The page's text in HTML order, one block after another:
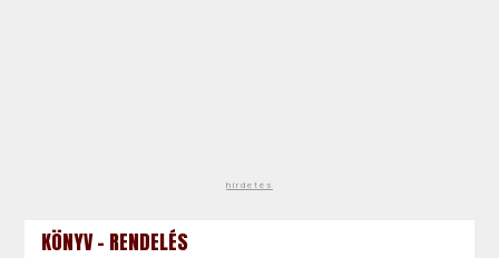
hirdetés
KÖNYV - RENDELÉS